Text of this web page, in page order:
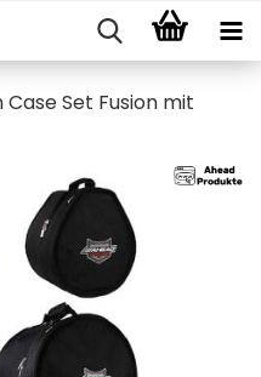
Case Set Fusion mit